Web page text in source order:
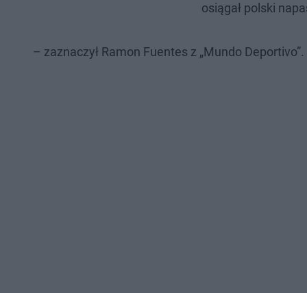
osiągał polski
– zaznaczył Ramon Fuentes z „Mundo Deportivo”.